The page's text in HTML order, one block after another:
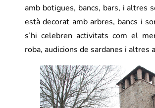
amb botigues, bancs, bars, i altres
està decorat amb arbres, bancs i
s’hi celebren activitats com el
roba, audicions de sardanes i altres